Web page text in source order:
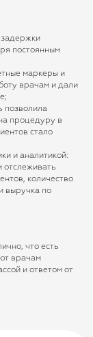
задержки
постоянным
маркеры и
врачам и дали
позволила
процедуру в
стало
и аналитикой:
отслеживать
количество
выручка по
что есть
врачам
и ответом от